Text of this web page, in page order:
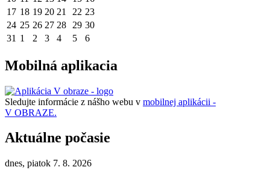
17 18 19 20 21 22 23
24 25 26 27 28 29 30
31 1 2 3 4 5 6
Mobilná aplikacia
Sledujte informácie z nášho webu v mobilnej aplikácii -
V OBRAZE.
Aktuálne počasie
dnes, piatok 7. 8. 2026